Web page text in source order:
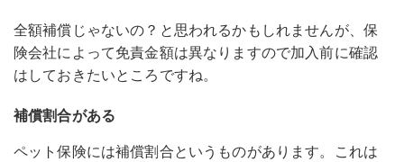
全額補償じゃないの？と思われるかもしれませんが、保
険会社によって免責金額は異なりますので加入前に確認
はしておきたいところですね。
補償割合がある
ペット保険には補償割合というものがあります。これは